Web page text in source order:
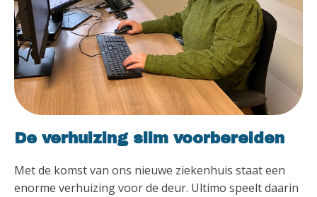
De verhuizing slim voorbereiden
Met de komst van ons nieuwe ziekenhuis staat een
enorme verhuizing voor de deur. Ultimo speelt daarin